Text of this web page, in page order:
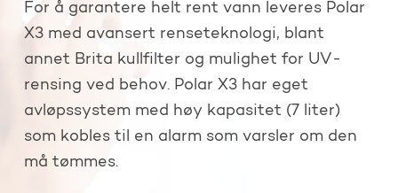
For å garantere helt rent vann leveres Polar
X3 med avansert renseteknologi, blant
annet Brita kullfilter og mulighet for UV-
rensing ved behov. Polar X3 har eget
avløpssystem med høy kapasitet (7 liter)
som kobles til en alarm som varsler om den
må tømmes.